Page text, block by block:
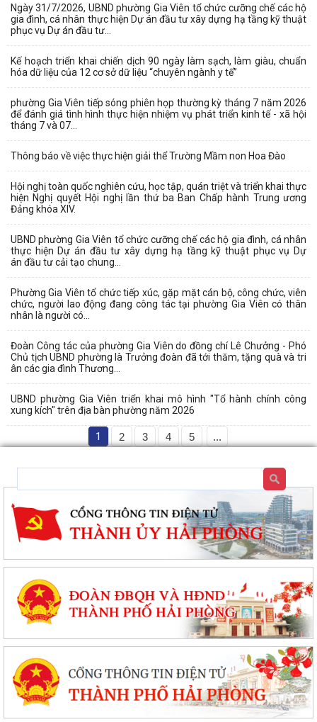
Ngày 31/7/2026, UBND phường Gia Viên tổ chức cưỡng chế các hộ
gia đình, cá nhân thực hiện Dự án đầu tư xây dựng hạ tầng kỹ thuật
phục vụ Dự án đầu tư...
Kế hoạch triển khai chiến dịch 90 ngày làm sạch, làm giàu, chuẩn
hóa dữ liệu của 12 cơ sở dữ liệu “chuyên ngành y tế”
phường Gia Viên tiếp sóng phiên họp thường kỳ tháng 7 năm 2026
để đánh giá tình hình thực hiện nhiệm vụ phát triển kinh tế - xã hội
tháng 7 và 07...
Thông báo về việc thực hiện giải thể Trường Mầm non Hoa Đào
Hội nghị toàn quốc nghiên cứu, học tập, quán triệt và triển khai thực
hiện Nghị quyết Hội nghị lần thứ ba Ban Chấp hành Trung ương
Đảng khóa XIV.
UBND phường Gia Viên tổ chức cưỡng chế các hộ gia đình, cá nhân
thực hiện Dự án đầu tư xây dựng hạ tầng kỹ thuật phục vụ Dự
án đầu tư cải tạo chung...
Phường Gia Viên tổ chức tiếp xúc, gặp mặt cán bộ, công chức, viên
chức, người lao động đang công tác tại phường Gia Viên có thân
nhân là người có...
Đoàn Công tác của phường Gia Viên do đồng chí Lê Chưởng - Phó
Chủ tịch UBND phường là Trưởng đoàn đã tới thăm, tặng quà và tri
ân các gia đình Thương...
UBND phường Gia Viên triển khai mô hình "Tổ hành chính công
xung kích" trên địa bàn phường năm 2026
1 2 3 4 5 ...